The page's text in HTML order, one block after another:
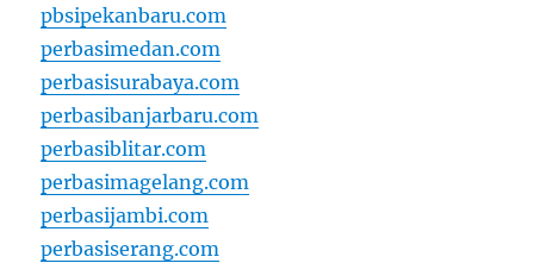
pbsipekanbaru.com
perbasimedan.com
perbasisurabaya.com
perbasibanjarbaru.com
perbasiblitar.com
perbasimagelang.com
perbasijambi.com
perbasiserang.com